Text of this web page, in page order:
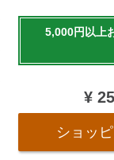
to
5,000円以上
¥
ショッ